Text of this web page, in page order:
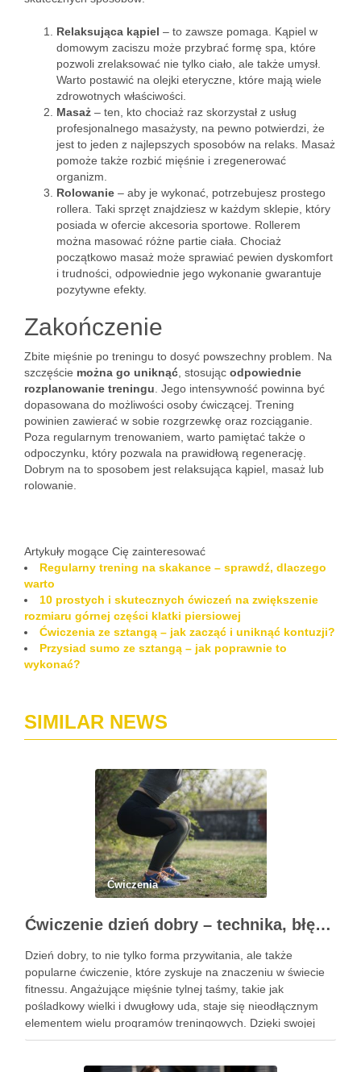
Relaksująca kąpiel – to zawsze pomaga. Kąpiel w
domowym zaciszu może przybrać formę spa, które
pozwoli zrelaksować nie tylko ciało, ale także umysł.
Warto postawić na olejki eteryczne, które mają wiele
zdrowotnych właściwości.
Masaż – ten, kto chociaż raz skorzystał z usług
profesjonalnego masażysty, na pewno potwierdzi, że
jest to jeden z najlepszych sposobów na relaks. Masaż
pomoże także rozbić mięśnie i zregenerować
organizm.
Rolowanie – aby je wykonać, potrzebujesz prostego
rollera. Taki sprzęt znajdziesz w każdym sklepie, który
posiada w ofercie akcesoria sportowe. Rollerem
można masować różne partie ciała. Chociaż
początkowo masaż może sprawiać pewien dyskomfort
i trudności, odpowiednie jego wykonanie gwarantuje
pozytywne efekty.
Zakończenie
Zbite mięśnie po treningu to dosyć powszechny problem. Na
szczęście można go uniknąć , stosując odpowiednie
rozplanowanie treningu . Jego intensywność powinna być
dopasowana do możliwości osoby ćwiczącej. Trening
powinien zawierać w sobie rozgrzewkę oraz rozciąganie.
Poza regularnym trenowaniem, warto pamiętać także o
odpoczynku, który pozwala na prawidłową regenerację.
Dobrym na to sposobem jest relaksująca kąpiel, masaż lub
rolowanie.
Artykuły mogące Cię zainteresować
Regularny trening na skakance – sprawdź, dlaczego
warto
10 prostych i skutecznych ćwiczeń na zwiększenie
rozmiaru górnej części klatki piersiowej
Ćwiczenia ze sztangą – jak zacząć i uniknąć kontuzji?
Przysiad sumo ze sztangą – jak poprawnie to
wykonać?
SIMILAR NEWS
Ćwiczenia
Ćwiczenie dzień dobry – technika, błędy i korzyści zdrowotne
Dzień dobry, to nie tylko forma przywitania, ale także
popularne ćwiczenie, które zyskuje na znaczeniu w świecie
fitnessu. Angażujące mięśnie tylnej taśmy, takie jak
pośladkowy wielki i dwugłowy uda, staje się nieodłącznym
elementem wielu programów treningowych. Dzięki swojej
złożoności, ćwiczenie to pozwala na rozwijanie siły oraz